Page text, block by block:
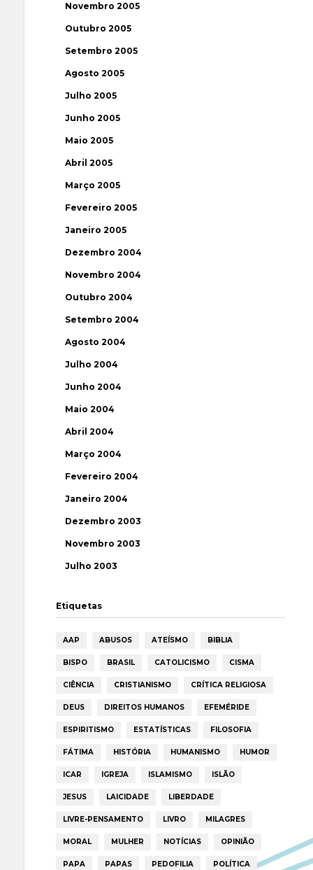
Novembro 2005
Outubro 2005
Setembro 2005
Agosto 2005
Julho 2005
Junho 2005
Maio 2005
Abril 2005
Março 2005
Fevereiro 2005
Janeiro 2005
Dezembro 2004
Novembro 2004
Outubro 2004
Setembro 2004
Agosto 2004
Julho 2004
Junho 2004
Maio 2004
Abril 2004
Março 2004
Fevereiro 2004
Janeiro 2004
Dezembro 2003
Novembro 2003
Julho 2003
Etiquetas
AAP ABUSOS ATEÍSMO BIBLIA
BISPO BRASIL CATOLICISMO CISMA
CIÊNCIA CRISTIANISMO CRÍTICA RELIGIOSA
DEUS DIREITOS HUMANOS EFEMÉRIDE
ESPIRITISMO ESTATÍSTICAS FILOSOFIA
FÁTIMA HISTÓRIA HUMANISMO HUMOR
ICAR IGREJA ISLAMISMO ISLÃO
JESUS LAICIDADE LIBERDADE
LIVRE-PENSAMENTO LIVRO MILAGRES
MORAL MULHER NOTÍCIAS OPINIÃO
PAPA PAPAS PEDOFILIA POLÍTICA